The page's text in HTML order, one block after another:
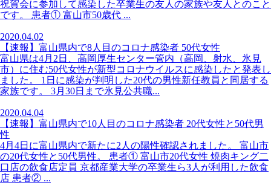
祝賀会に参加して感染した卒業生の友人の家族や友人とのこと
です。 患者① 富山市50歳代 ...
2020.04.02
【速報】富山県内で8人目のコロナ感染者 50代女性
富山県は4月2日、高岡厚生センター管内（高岡、射水、氷見
市）に住む50代女性が新型コロナウイルスに感染したと発表し
ました。 1日に感染が判明した20代の男性新任教員と同居する
家族です。 3月30日まで氷見公共職...
2020.04.04
【速報】富山県内で10人目のコロナ感染者 20代女性と50代男
性
4月4日に富山県内で新たに2人の陽性確認されました。 富山市
の20代女性と50代男性。 患者① 富山市20代女性 焼肉キング二
口店の飲食店定員 京都産業大学の卒業生ら3人が利用した飲食
店 患者② ...